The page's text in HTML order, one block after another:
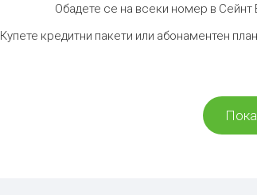
Обадете се на всеки номер в Сейнт
Купете кредитни пакети или абонаментен